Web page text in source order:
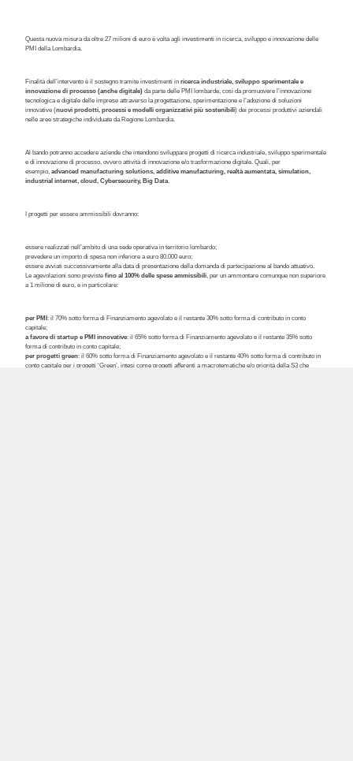
Questa nuova misura da oltre 27 milioni di euro è volta agli investimenti in ricerca, sviluppo e innovazione delle
PMI della Lombardia.
Finalità dell’intervento è il sostegno tramite investimenti in ricerca industriale, sviluppo sperimentale e
innovazione di processo (anche digitale) da parte delle PMI lombarde, così da promuovere l’innovazione
tecnologica e digitale delle imprese attraverso la progettazione, sperimentazione e l’adozione di soluzioni
innovative (nuovi prodotti, processi e modelli organizzativi più sostenibili) dei processi produttivi aziendali
nelle aree strategiche individuate da Regione Lombardia.
Al bando potranno accedere aziende che intendono sviluppare progetti di ricerca industriale, sviluppo sperimentale
e di innovazione di processo, ovvero attività di innovazione e/o trasformazione digitale. Quali, per
esempio, advanced manufacturing solutions, additive manufacturing, realtà aumentata, simulation,
industrial internet, cloud, Cybersecurity, Big Data
I progetti per essere ammissibili dovranno:
essere realizzati nell’ambito di una sede operativa in territorio lombardo;
prevedere un importo di spesa non inferiore a euro 80.000 euro;
essere avviati successivamente alla data di presentazione della domanda di partecipazione al bando attuativo.
Le agevolazioni sono previste fino al 100% delle spese ammissibili , per un ammontare comunque non superiore
a 1 milione di euro, e in particolare:
per PMI : il 70% sotto forma di Finanziamento agevolato e il restante 30% sotto forma di contributo in conto
capitale;
a favore di startup e PMI innovative: il 65% sotto forma di Finanziamento agevolato e il restante 35% sotto
forma di contributo in conto capitale;
per progetti green: il 60% sotto forma di Finanziamento agevolato e il restante 40% sotto forma di contributo in
conto capitale per i progetti ‘Green’, intesi come progetti afferenti a macrotematiche e/o priorità della S3 che